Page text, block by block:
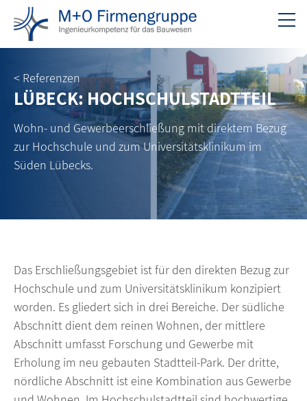
< Referenzen
LÜBECK: HOCHSCHULSTADTTEIL
Wohn- und Gewerbeerschließung mit direktem Bezug
zur Hochschule und zum Universitätsklinikum im
Süden Lübecks.
Das Erschließungsgebiet ist für den direkten Bezug zur
Hochschule und zum Universitätsklinikum konzipiert
worden. Es gliedert sich in drei Bereiche. Der südliche
Abschnitt dient dem reinen Wohnen, der mittlere
Abschnitt umfasst Forschung und Gewerbe mit
Erholung im neu gebauten Stadtteil-Park. Der dritte,
nördliche Abschnitt ist eine Kombination aus Gewerbe